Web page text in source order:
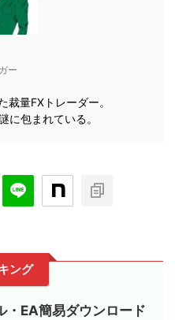
ー
裁量FXトレーダー。
に包まれている。
ング
・EA簡易ダウンロード